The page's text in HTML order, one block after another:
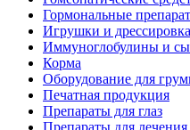
Гормональные
Игрушки и дрессировка
Иммуноглобулины и
Корма
Оборудование для
Печатная продукция
Препараты для глаз
Препараты для